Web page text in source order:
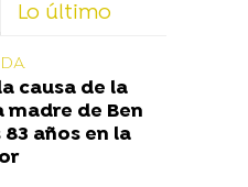
Lo último
causa de la
de Ben
años en la